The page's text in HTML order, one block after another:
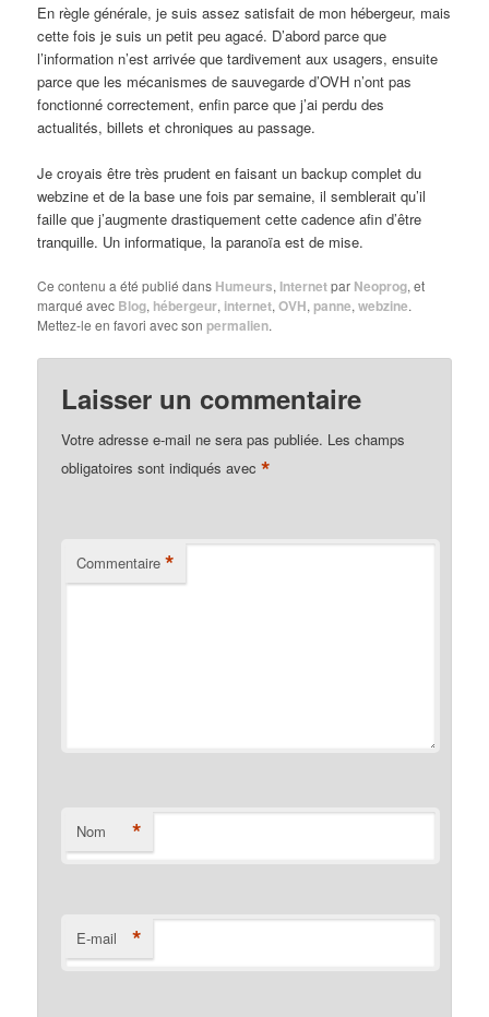
En règle générale, je suis assez satisfait de mon hébergeur, mais
cette fois je suis un petit peu agacé. D’abord parce que
l’information n’est arrivée que tardivement aux usagers, ensuite
parce que les mécanismes de sauvegarde d’OVH n’ont pas
fonctionné correctement, enfin parce que j’ai perdu des
actualités, billets et chroniques au passage.
Je croyais être très prudent en faisant un backup complet du
webzine et de la base une fois par semaine, il semblerait qu’il
faille que j’augmente drastiquement cette cadence afin d’être
tranquille. Un informatique, la paranoïa est de mise.
Ce contenu a été publié dans Humeurs, Internetpar Neoprog, et
marqué avec Blog, hébergeur, internet,OVH, panne,webzine.
Mettez-le en favori avec son permalien.
Laisser un commentaire
Votre adresse e-mail ne sera pas publiée. Les champs
obligatoires sont indiqués avec*
Commentaire *
Nom *
E-mail *